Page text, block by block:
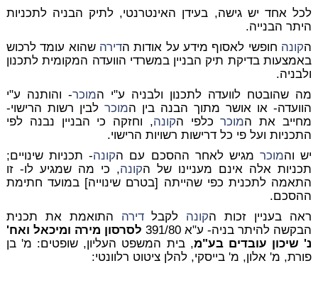
לכל אחד יש גישה, בעידן האינטרנטי, לתיק הבניה לתכניות
היתר הבנייה.
הקונה חופשי לאסוף מידע על אודות הדירה שהוא עומד לרכוש
באמצעות בדיקת תיק הבניין במשרדי הוועדה המקומית לתכנון
ולבניה.
מה שהובטח לוועדה לתכנון ולבניה ע"י המוכר- והותנה ע"י
הוועדה- או אושר מתוך הבנה בין המוכר לבין רשות הרישוי-
מחייב את המוכרכלפי הקונה, וחזקה כי הבניין נבנה לפי
התכניות ועל פי כל דרישות רשויות הרישוי.
יש והמוכר מגיש לאחר ההסכם עם הקונה- תכניות שינויים;
תכניות אלה אינם מעניינו של הקונה, כי מה שמגיע לו- זו
התאמה לתכנית כפי שהייתה [בטרם שינוייה] במועד חתימת
ההסכם.
ראה בעניין זכות הקונה לקבלדירה התואמת את תכנית
הבקשה להיתר בניה- ע"א 391/80
לסרסון מירה ומיכאל ואח'
נ' שיכון עובדים בע"מ, בית המשפט העליון, שופטים: מ' בן
פורת, מ' אלון, מ' בייסקי, להלן ציטוט רלוונטי: